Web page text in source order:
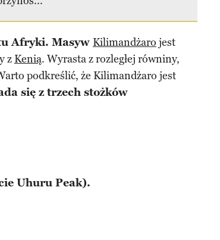
Afryki. Masyw Kilimandżaro jest
z Kenią. Wyrasta z rozległej równiny,
podkreślić, że Kilimandżaro jest
się z trzech stożków
Uhuru Peak).